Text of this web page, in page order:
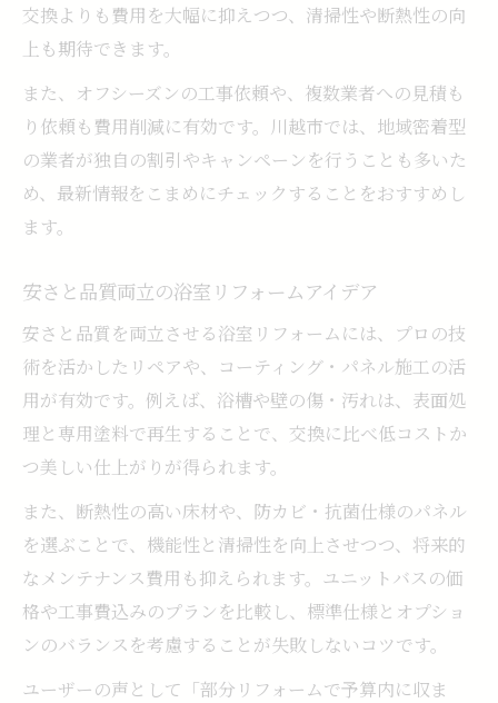
交換よりも費用を大幅に抑えつつ、清掃性や断熱性の向
上も期待できます。
また、オフシーズンの工事依頼や、複数業者への見積も
り依頼も費用削減に有効です。川越市では、地域密着型
の業者が独自の割引やキャンペーンを行うことも多いた
め、最新情報をこまめにチェックすることをおすすめし
ます。
安さと品質両立の浴室リフォームアイデア
安さと品質を両立させる浴室リフォームには、プロの技
術を活かしたリペアや、コーティング・パネル施工の活
用が有効です。例えば、浴槽や壁の傷・汚れは、表面処
理と専用塗料で再生することで、交換に比べ低コストか
つ美しい仕上がりが得られます。
また、断熱性の高い床材や、防カビ・抗菌仕様のパネル
を選ぶことで、機能性と清掃性を向上させつつ、将来的
なメンテナンス費用も抑えられます。ユニットバスの価
格や工事費込みのプランを比較し、標準仕様とオプショ
ンのバランスを考慮することが失敗しないコツです。
ユーザーの声として「部分リフォームで予算内に収ま